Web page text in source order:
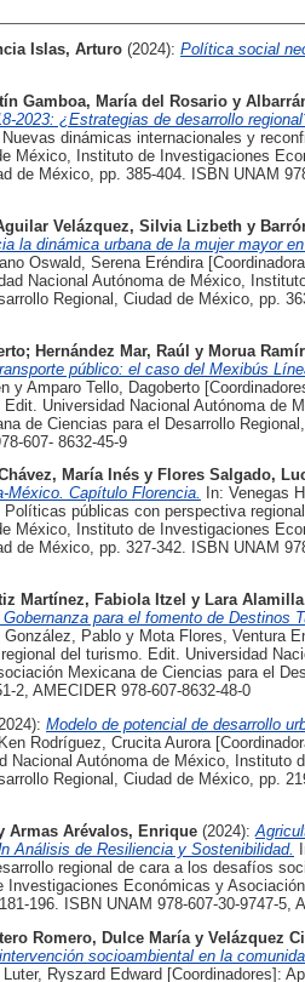
Islas, Arturo (2024): Política social
Gamboa, María del Rosario y
2023: ¿Estrategias de desarrollo
dinámicas internacionales y
México, Instituto de Investigaciones
de México, pp. 385-404. ISBN UNAM
Velázquez, Silvia Lizbeth y
la dinámica urbana de la mujer mayor
Oswald, Serena Eréndira
Nacional Autónoma de México,
Regional, Ciudad de México, pp.
; Hernández Mar, Raúl y Morua
público: el caso del Mexibús
y Amparo Tello, Dagoberto
Universidad Nacional Autónoma de
de Ciencias para el Desarrollo
607- 8632-45-9
María Inés y Flores Salgado,
México. Capítulo Florencia.
In: Venegas
Políticas públicas con perspectiva
México, Instituto de Investigaciones
de México, pp. 327-342. ISBN UNAM
Martínez, Fabiola Itzel y Lara
para el fomento de Destinos
González, Pablo y Mota Flores, Ventura
del turismo. Edit. Universidad
Mexicana de Ciencias para el
2, AMECIDER 978-607-8632-48-0
Modelo de potencial de desarrollo
Rodríguez, Crucita Aurora
Nacional Autónoma de México, Instituto
Regional, Ciudad de México, pp.
Armas Arévalos, Enrique (2024):
Análisis de Resiliencia y Sostenibilidad.
regional de cara a los desafíos
Económicas y
196. ISBN UNAM 978-607-30-9747-5,
Romero, Dulce María y Velázquez
socioambiental en la
Ryszard Edward [Coordinadores]: